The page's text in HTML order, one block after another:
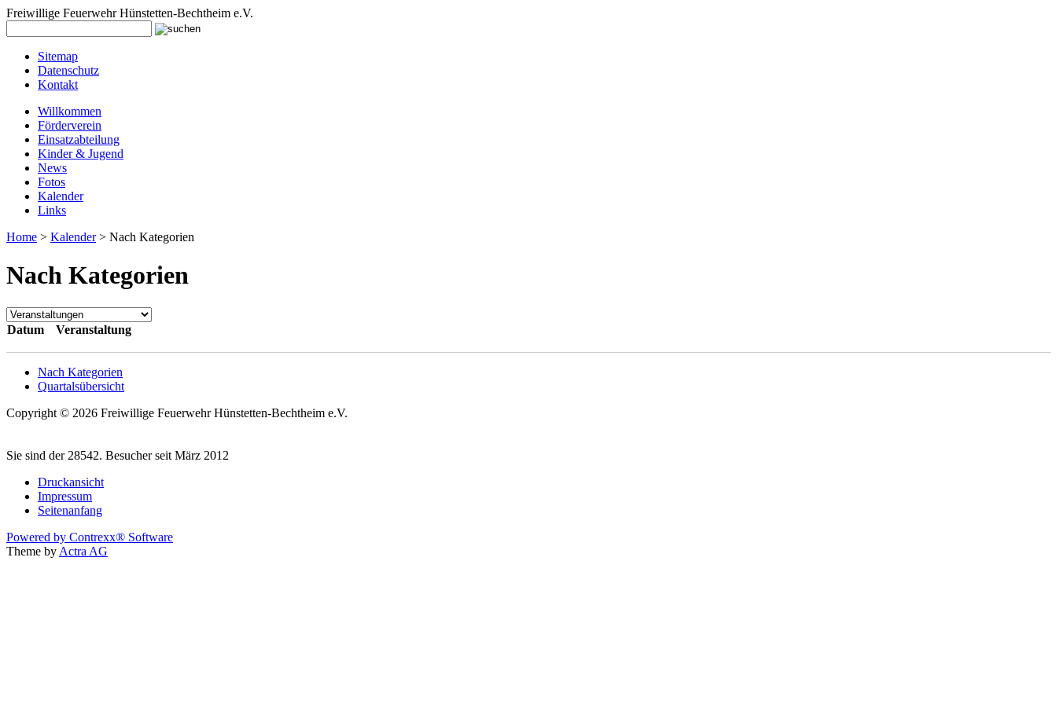
Freiwillige Feuerwehr Hünstetten-Bechtheim e.V.
Sitemap
Datenschutz
Kontakt
Willkommen
Förderverein
Einsatzabteilung
Kinder & Jugend
News
Fotos
Kalender
Links
Home > Kalender> Nach Kategorien
Nach Kategorien
Datum Veranstaltung
Nach Kategorien
Quartalsübersicht
Copyright © 2026 Freiwillige Feuerwehr Hünstetten-Bechtheim e.V.
Sie sind der 28542. Besucher seit März 2012
Druckansicht
Impressum
Seitenanfang
Powered by Contrexx® Software
Theme by Actra AG